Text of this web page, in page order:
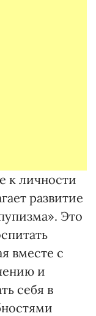
к личности
развитие
Это
вместе с
и
себя в